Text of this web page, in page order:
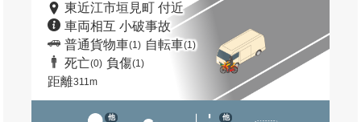
東近江市垣見町 付近
車両相互 小破事故
普通貨物車(1) 自転車(1)
死亡(0) 負傷(1)
距離311m
他 他